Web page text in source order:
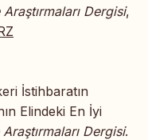
Dergisi,
İstihbaratın
Elindeki En İyi
Dergisi.